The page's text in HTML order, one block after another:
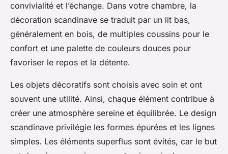
convivialité et l’échange. Dans votre chambre, la
décoration scandinave se traduit par un lit bas,
généralement en bois, de multiples coussins pour le
confort et une palette de couleurs douces pour
favoriser le repos et la détente.
Les objets décoratifs sont choisis avec soin et ont
souvent une utilité. Ainsi, chaque élément contribue à
créer une atmosphère sereine et équilibrée. Le design
scandinave privilégie les formes épurées et les lignes
simples. Les éléments superflus sont évités, car le but